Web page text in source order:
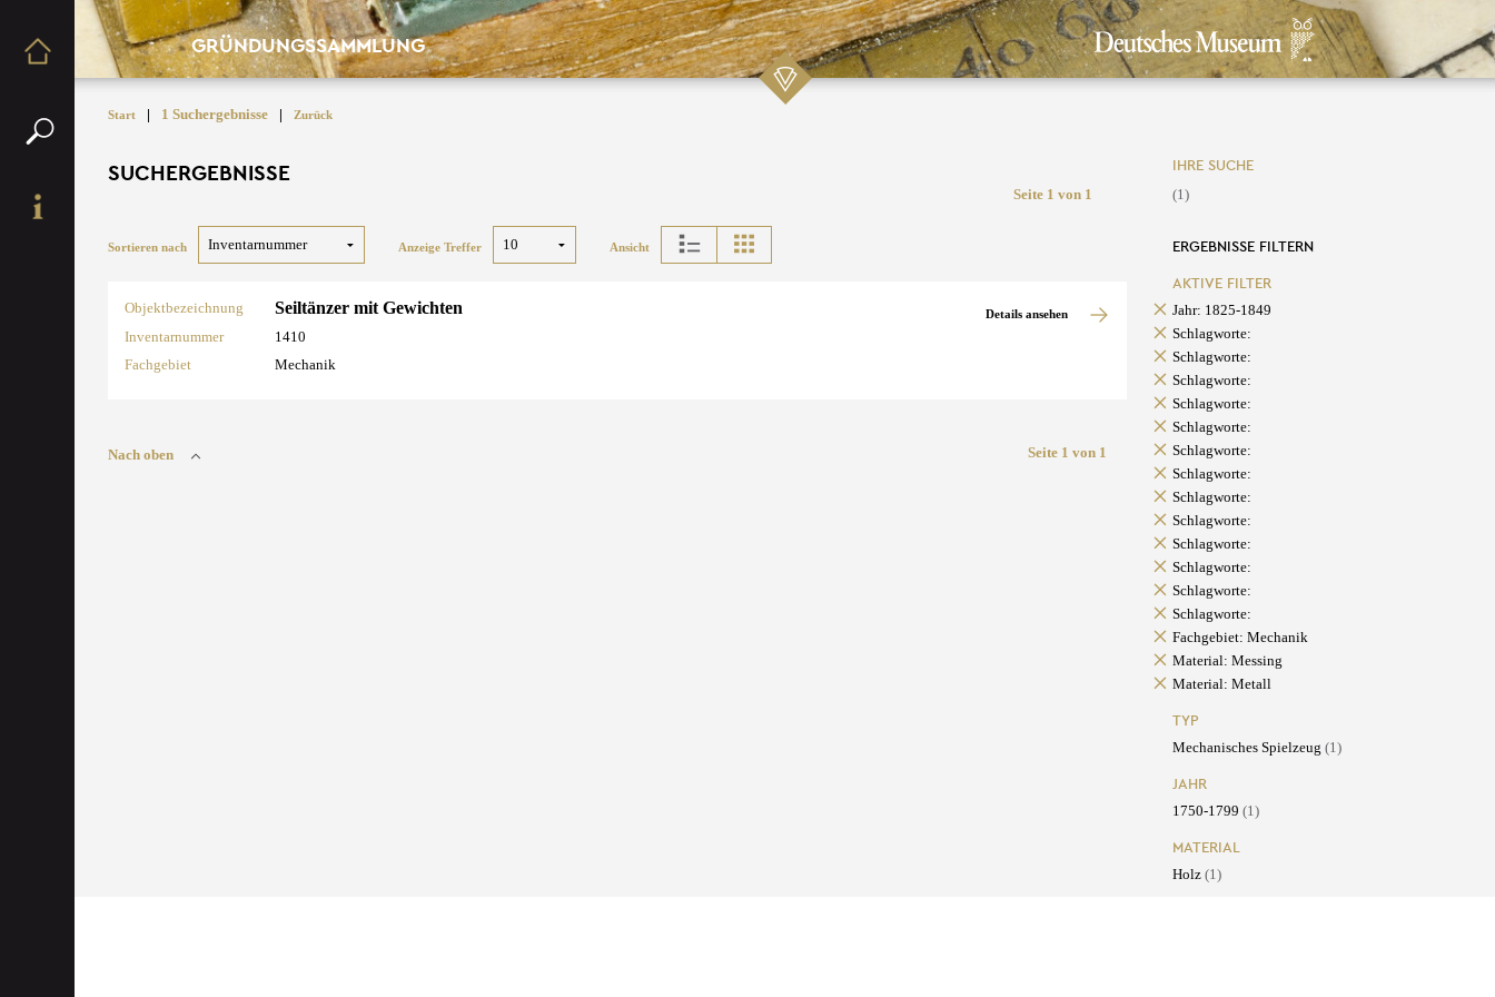
GRÜNDUNGSSAMMLUNG
Start | 1 Suchergebnisse | Zurück
SUCHERGEBNISSE
Seite 1 von 1
Sortieren nach Anzeige Treffer Ansicht
Objektbezeichnung Seiltänzer mit Gewichten
Inventarnummer
1410
Fachgebiet
Mechanik
Details ansehen
Nach oben Seite 1 von 1
IHRE SUCHE
(1)
ERGEBNISSE FILTERN
AKTIVE FILTER
Jahr: 1825-1849
Schlagworte:
Schlagworte:
Schlagworte:
Schlagworte:
Schlagworte:
Schlagworte:
Schlagworte:
Schlagworte:
Schlagworte:
Schlagworte:
Schlagworte:
Schlagworte:
Schlagworte:
Fachgebiet: Mechanik
Material: Messing
Material: Metall
TYP
Mechanisches Spielzeug (1)
JAHR
1750-1799 (1)
MATERIAL
Holz (1)